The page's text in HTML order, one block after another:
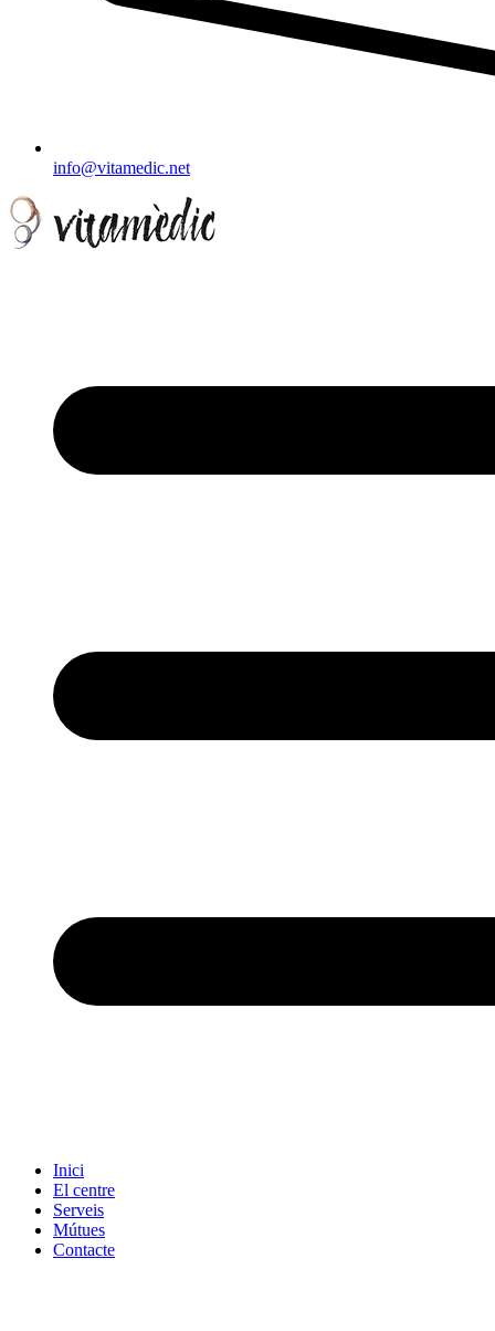
info@vitamedic.net
Inici
El centre
Serveis
Mútues
Contacte